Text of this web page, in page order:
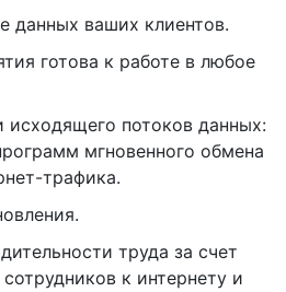
данных ваших клиентов.
готова к работе в любое
исходящего потоков данных:
мгновенного обмена
трафика.
труда за счет
к интернету и